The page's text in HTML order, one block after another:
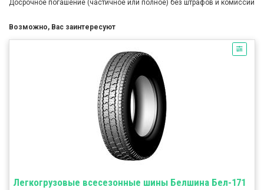
Досрочное погашение (частичное или полное) без штрафов и комиссий
Возможно, Вас заинтересуют
Легкогрузовые всесезонные шины Белшина Бел-171